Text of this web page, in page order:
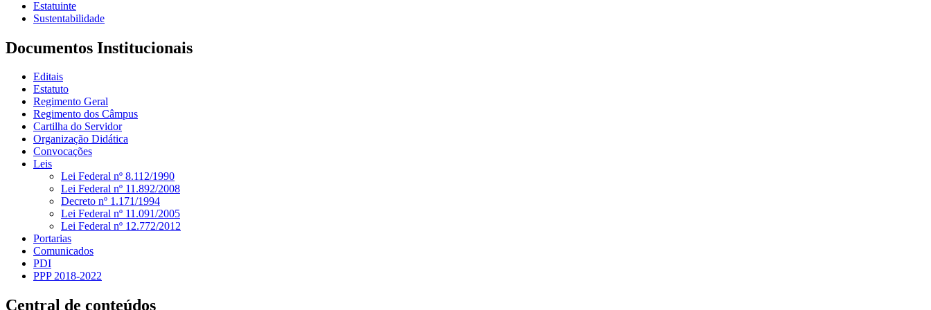
Estatuinte
Sustentabilidade
Documentos Institucionais
Editais
Estatuto
Regimento Geral
Regimento dos Câmpus
Cartilha do Servidor
Organização Didática
Convocações
Leis
Lei Federal nº 8.112/1990
Lei Federal nº 11.892/2008
Decreto nº 1.171/1994
Lei Federal nº 11.091/2005
Lei Federal nº 12.772/2012
Portarias
Comunicados
PDI
PPP 2018-2022
Central de conteúdos